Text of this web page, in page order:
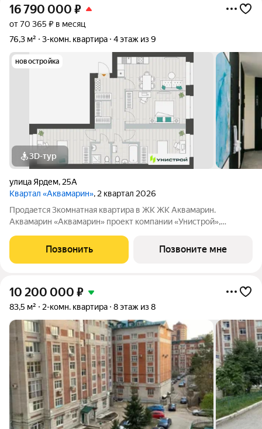
16 790 000 ₽
от 70 365 ₽ в месяц
76,3 м²
3-комн. квартира 4 этаж из 9
новостройка
3D-тур
улица Ярдем, 25А
Квартал «Аквамарин», 2 квартал 2026
Продается 3комнатная квартира в ЖК ЖК Аквамарин.
Аквамарин «Аквамарин» проект компании «Унистрой»,
воды. Парк, набережная и озеро для рыбалки создают
атмосферу загородного уикенда в 5 минутах
Позвонить Позвоните мне
10 200 000 ₽
83,5 м² 2-комн. квартира 8 этаж из 8